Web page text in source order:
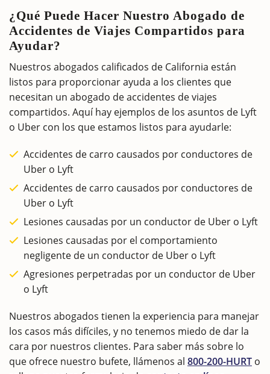
¿Qué Puede Hacer Nuestro Abogado de
Accidentes de Viajes Compartidos para
Ayudar?
Nuestros abogados calificados de California están
listos para proporcionar ayuda a los clientes que
necesitan un abogado de accidentes de viajes
compartidos. Aquí hay ejemplos de los asuntos de Lyft
o Uber con los que estamos listos para ayudarle:
Accidentes de carro causados por conductores de
Uber o Lyft
Accidentes de carro causados por conductores de
Uber o Lyft
Lesiones causadas por un conductor de Uber o Lyft
Lesiones causadas por el comportamiento
negligente de un conductor de Uber o Lyft
Agresiones perpetradas por un conductor de Uber
o Lyft
Nuestros abogados tienen la experiencia para manejar
los casos más difíciles, y no tenemos miedo de dar la
cara por nuestros clientes. Para saber más sobre lo
que ofrece nuestro bufete, llámenos al 800-200-HURT o